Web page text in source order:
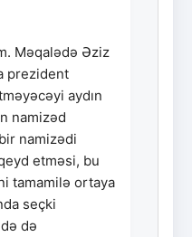
Məqalədə Əziz
prezident
aydın
namizəd
namizədi
etməsi, bu
tamamilə ortaya
seçki
də